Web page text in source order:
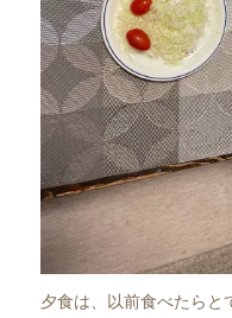
夕食は、以前食べたらと